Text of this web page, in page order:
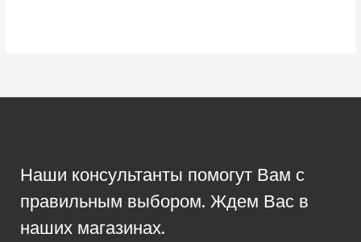
Наши консультанты помогут Вам с
правильным выбором. Ждем Вас в
наших магазинах.